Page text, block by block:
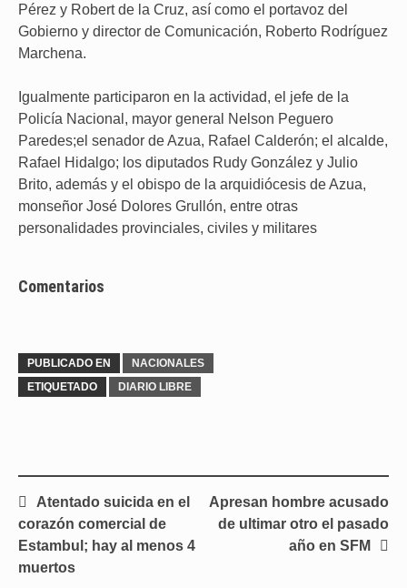
Pérez y Robert de la Cruz, así como el portavoz del
Gobierno y director de Comunicación, Roberto Rodríguez
Marchena.
Igualmente participaron en la actividad, el jefe de la
Policía Nacional, mayor general Nelson Peguero
Paredes;el senador de Azua, Rafael Calderón; el alcalde,
Rafael Hidalgo; los diputados Rudy González y Julio
Brito, además y el obispo de la arquidiócesis de Azua,
monseñor José Dolores Grullón, entre otras
personalidades provinciales, civiles y militares
Comentarios
PUBLICADO EN
NACIONALES
ETIQUETADO
DIARIO LIBRE
Navegación
de
entradas
Atentado suicida en el
corazón comercial de
Estambul; hay al menos 4
muertos
Apresan hombre acusado
de ultimar otro el pasado
año en SFM